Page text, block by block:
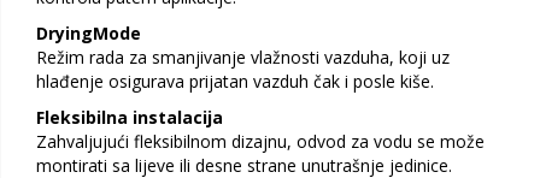
DryingMode
Režim rada za smanjivanje vlažnosti vazduha, koji uz
hlađenje osigurava prijatan vazduh čak i posle kiše.
Fleksibilna instalacija
Zahvaljujući fleksibilnom dizajnu, odvod za vodu se može
montirati sa lijeve ili desne strane unutrašnje jedinice.